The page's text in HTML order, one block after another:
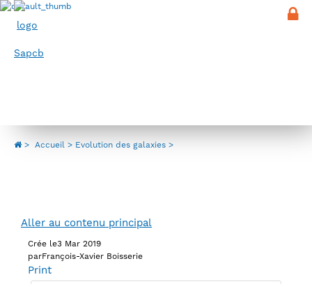
> Accueil Evolution des galaxies
Aller au contenu principal
Crée le3 Mar 2019
parFrançois-Xavier Boisserie
Print
Panneau de gestion des cookies